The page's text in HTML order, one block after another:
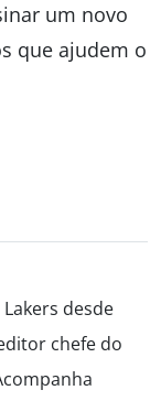
um novo
que ajudem o
desde
chefe do